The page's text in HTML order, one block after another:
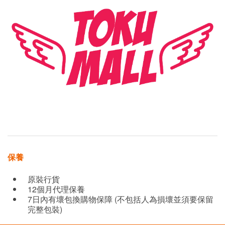
保養
原裝行貨
12個月代理保養
7日內有壞包換購物保障 (不包括人為損壞並須要保留
完整包裝)